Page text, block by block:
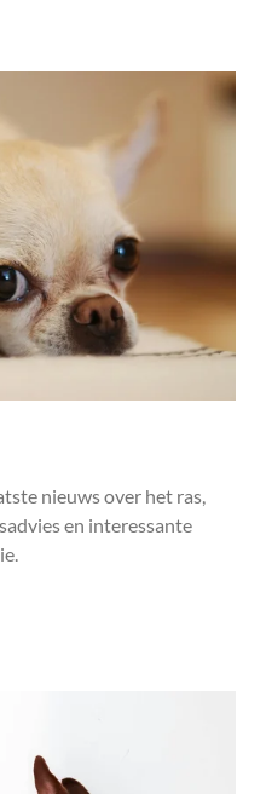
nieuws over het ras,
en interessante